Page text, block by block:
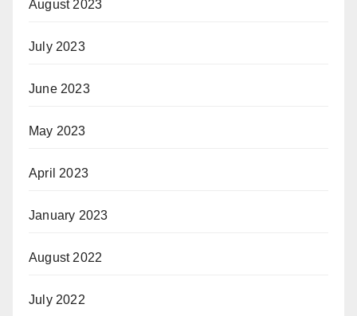
August 2023
July 2023
June 2023
May 2023
April 2023
January 2023
August 2022
July 2022